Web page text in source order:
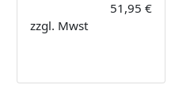
51,95 €
zzgl. Mwst